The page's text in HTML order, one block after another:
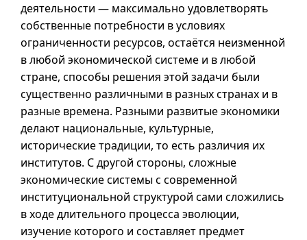
деятельности — максимально удовлетворять
собственные потребности в условиях
ограниченности ресурсов, остаётся неизменной
в любой экономической системе и влюбой
стране, способы решения этой задачи были
существенно различными в разных странах и в
разные времена. Разными развитые экономики
делают национальные, культурные,
исторические традиции, то есть различия их
институтов. С другой стороны, сложные
экономические системы с современной
институциональной структурой сами сложились
в ходе длительного процесса эволюции,
изучение которого и составляет предмет